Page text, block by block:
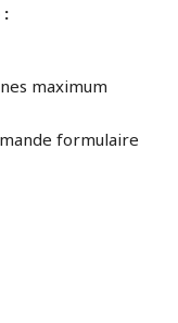
maximum
formulaire